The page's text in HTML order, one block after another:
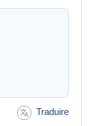
Traduire